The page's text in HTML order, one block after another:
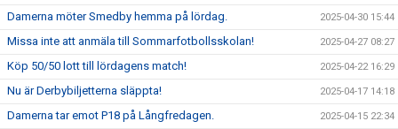
Damerna möter Smedby hemma på lördag. 2025-04-30 15:44
Missa inte att anmäla till Sommarfotbollsskolan! 2025-04-27 08:27
Köp 50/50 lott till lördagens match! 2025-04-22 16:29
Nu är Derbybiljetterna släppta! 2025-04-17 14:18
Damerna tar emot P18 på Långfredagen. 2025-04-15 22:34